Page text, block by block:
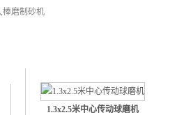
棒磨制砂机
1.3x2.5米中心传动球磨机